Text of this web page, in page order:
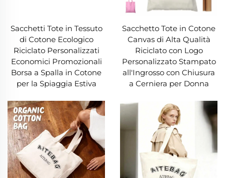
o per gli investitori attenti, una borsa in tela
rappresenta una scelta finanziaria intelligente.
6. Traspirante e sicura per la conservazione
La traspirabilità del telaio rende una borsa in tela
ideale per conservare oggetti che necessitano
di ventilazione. A differenza della plastica (che
trattiene l'umidità e provoca la formazione di
muffa), una borsa in tela permette la
circolazione dell'aria, mantenendo freschi abiti,
scarpe o prodotti alimentari. Non tossica e priva
Sacchetti Tote in Tessuto
di Cotone Ecologico
Riciclato Personalizzati
Economici Promozionali
Borsa a Spalla in Cotone
per la Spiaggia Estiva
Sacchetto Tote in Cotone
Canvas di Alta Qualità
Riciclato con Logo
Personalizzato Stampato
all'Ingrosso con Chiusura
a Cerniera per Donna